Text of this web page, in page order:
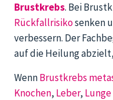
Brustkrebs. Bei
Rückfallrisikosenken
verbessern. Der
auf die Heilung
WennBrustkrebs
Knochen, Leber, Lunge